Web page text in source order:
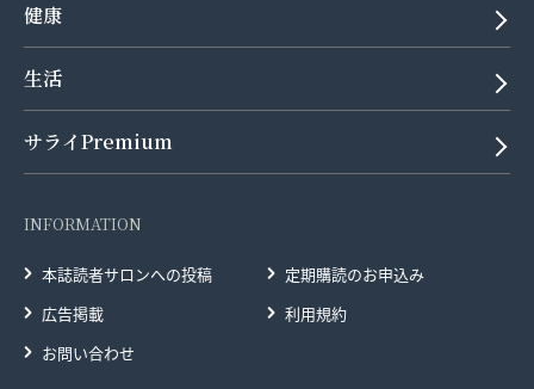
健康
生活
サライPremium
INFORMATION
本誌読者サロンへの投稿
定期購読のお申込み
広告掲載
利用規約
お問い合わせ